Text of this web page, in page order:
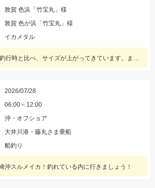
敦賀 色浜「竹宝丸」様
敦賀 色が浜「竹宝丸」様
イカメタル
10日ほど前の釣行時と比べ、サイズが上がってきています。また、水深も少し深くなりヒットレンジも30ｍ→40ｍにメインが変わってきている様子でした。カラーだけは変わらずケイムラ系のピンクがぶっちぎりで好反応でしたので、必ずピンク系は持って行ってください。
2026/07/28
06:00～12:00
沖・オフショア
大井川港・藤丸さま乗船
船釣り
沖スルメイカ！釣れている内に行きましょう！